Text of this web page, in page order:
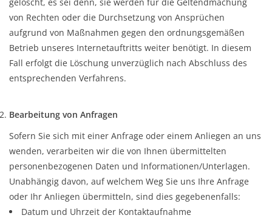
von Rechten oder die Durchsetzung von Ansprüchen
aufgrund von Maßnahmen gegen den ordnungsgemäßen
Betrieb unseres Internetauftritts weiter benötigt. In diesem
Fall erfolgt die Löschung unverzüglich nach Abschluss des
entsprechenden Verfahrens.
Bearbeitung von Anfragen
Sofern Sie sich mit einer Anfrage oder einem Anliegen an uns
wenden, verarbeiten wir die von Ihnen übermittelten
personenbezogenen Daten und Informationen/Unterlagen.
Unabhängig davon, auf welchem Weg Sie uns Ihre Anfrage
oder Ihr Anliegen übermitteln, sind dies gegebenenfalls:
Datum und Uhrzeit der Kontaktaufnahme